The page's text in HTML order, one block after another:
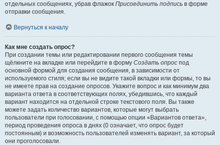
отдельных сообщениях, убрав флажок Присоединить подпись в форме
отправки сообщения.
Вернуться к началу
Как мне создать опрос?
При создании темы или редактировании первого сообщения темы
щёлкните на вкладке или перейдите в форму Создать опрос под
основной формой для создания сообщения, в зависимости от
используемого стиля; если вы не видите такой вкладки или формы, то вы
не имеете прав на создание опросов. Укажите вопрос и как минимум два
варианта ответа в соответствующих полях, убедившись, что каждый
вариант находится на отдельной строке текстового поля. Вы также
можете задать количество вариантов, которые могут выбрать
пользователи при голосовании, с помощью опции «Вариантов ответа»,
период проведения опроса в днях (0 означает, что опрос будет
постоянным) и возможность пользователей изменять вариант, за который
они проголосовали.